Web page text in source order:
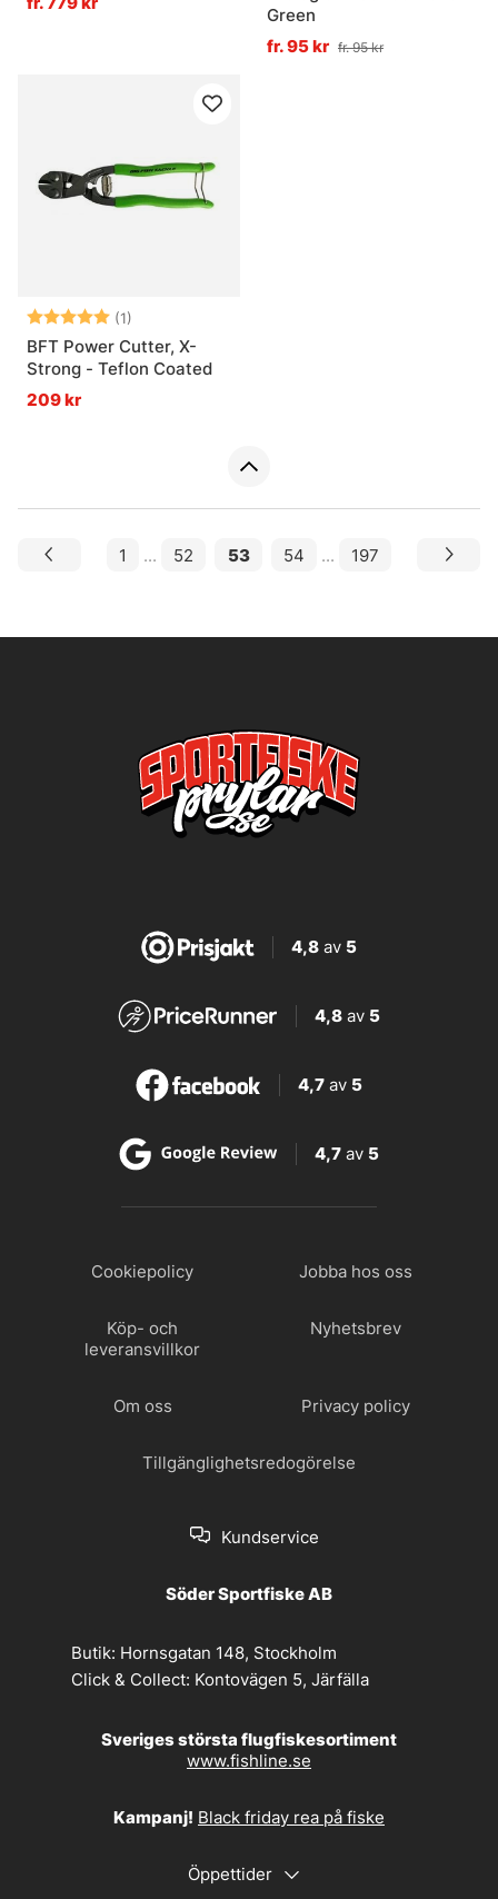
Green
fr. 95 kr fr. 95 kr
Betyg: (1)
BFT Power Cutter, X-
Strong - Teflon Coated
209 kr
1 ... 52 53 54 ... 197
4,8av 5
4,8 av 5
4,7 av 5
4,7 av 5
Cookiepolicy Jobba hos oss
Köp- och
leveransvillkor
Nyhetsbrev
Om oss Privacy policy
Tillgänglighetsredogörelse
Kundservice
Söder Sportfiske AB
Butik: Hornsgatan 148, Stockholm
Click & Collect: Kontovägen 5, Järfälla
Sveriges största flugfiskesortiment
www.fishline.se
Kampanj! Black friday rea på fiske
Öppettider